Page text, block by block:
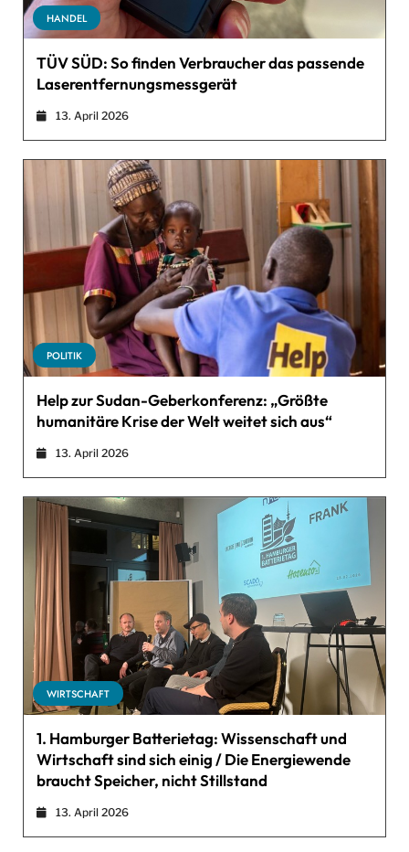
HANDEL
TÜV SÜD: So finden Verbraucher das passende
Laserentfernungsmessgerät
13. April 2026
POLITIK
Help zur Sudan-Geberkonferenz: „Größte
humanitäre Krise der Welt weitet sich aus“
13. April 2026
WIRTSCHAFT
1. Hamburger Batterietag: Wissenschaft und
Wirtschaft sind sich einig / Die Energiewende
braucht Speicher, nicht Stillstand
13. April 2026